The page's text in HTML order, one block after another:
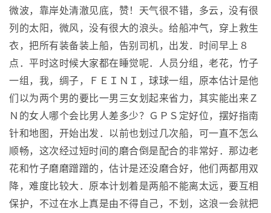
微波，靠岸处清澈见底，赞！天气很不错，多云，没有很
列的太阳，微风，没有很大的浪头。给船冲气，穿上救生
衣，把所有装备装上船，告别司机，出发．时间早上８
点．平时这时候大家都在睡觉呢．人员分组，老花，竹子
一组，我，绸子，ＦＥＩＮＩ，球球一组，原本估计是他
们以为两个男的要比一男三女划起来省力，其实能出来Ｚ
Ｎ的女人哪个会比男人差多少？ＧＰＳ定好位，摆好指南
针和地图，开始出发．以前也划过几次船，可一直不怎么
顺畅，这次经过短时间的磨合倒是配合的非常好．那边老
花和竹子磨磨蹭蹭的，估计是还没磨合好，他们两都用双
降，难度比较大．原本计划着是两船不能离太远，要互相
保护，不过在水上真是由不得自己，不划，这浪一会就把